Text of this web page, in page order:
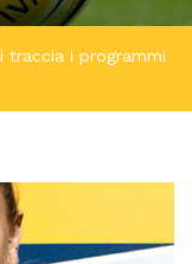
traccia i programmi